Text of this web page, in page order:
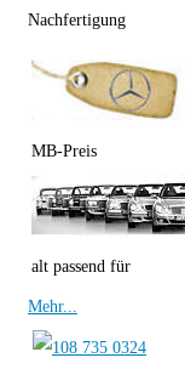
Nachfertigung
MB-Preis
alt passend für
Mehr...